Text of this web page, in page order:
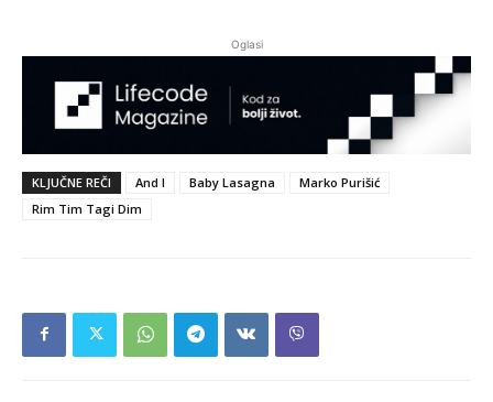
Oglasi
KLJUČNE REČI And I Baby Lasagna
Marko Purišić
Rim Tim Tagi Dim